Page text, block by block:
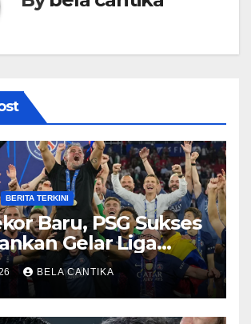
BERITA TERKINI
Baru, PSG Sukses
Gelar Liga
BELA CANTIKA